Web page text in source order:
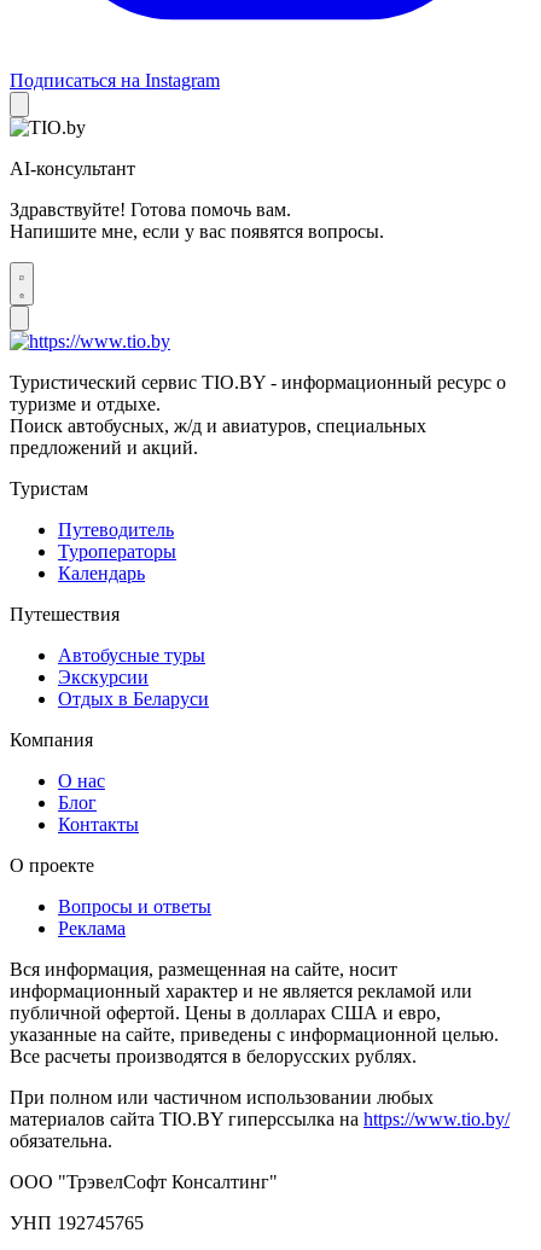
Подписаться на Instagram
AI-консультант
Здравствуйте! Готова помочь вам.
Напишите мне, если у вас появятся вопросы.
Туристический сервис TIO.BY - информационный ресурс о
туризме и отдыхе.
Поиск автобусных, ж/д и авиатуров, специальных
предложений и акций.
Туристам
Путеводитель
Туроператоры
Календарь
Путешествия
Автобусные туры
Экскурсии
Отдых в Беларуси
Компания
О нас
Блог
Контакты
О проекте
Вопросы и ответы
Реклама
Вся информация, размещенная на сайте, носит
информационный характер и не является рекламой или
публичной офертой. Цены в долларах США и евро,
указанные на сайте, приведены с информационной целью.
Все расчеты производятся в белорусских рублях.
При полном или частичном использовании любых
материалов сайта TIO.BY гиперссылка на https://www.tio.by/
обязательна.
ООО "ТрэвелСофт Консалтинг"
УНП 192745765